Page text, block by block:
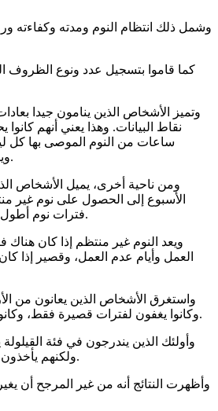
وشمل ذلك انتظام النوم ومدته وكفاءته
كما قاموا بتسجيل عدد ونوع الظروف
وتميز الأشخاص الذين ينامون جيدا
نقاط البيانات. وهذا يعني أنهم
ساعات من النوم الموصى بها كل
ويمكنهم التركيز خلال النهار.
ومن ناحية أخرى، يميل الأشخاص
الأسبوع إلى الحصول على نوم غير
فترات نوم أطول في عطلات نهاية الأسبوع.
ويعد النوم غير منتظم إذا كان هناك
العمل وأيام عدم العمل، وقصير
واستغرق الأشخاص الذين يعانون من
وكانوا يغفون لفترات قصيرة فقط، وكانوا متعبين للغاية أثناء النهار.
وأولئك الذين يندرجون في فئة
ولكنهم يأخذون قيلولة متكررة أثناء النهار.
وأظهرت النتائج أنه من غير المرجح أن